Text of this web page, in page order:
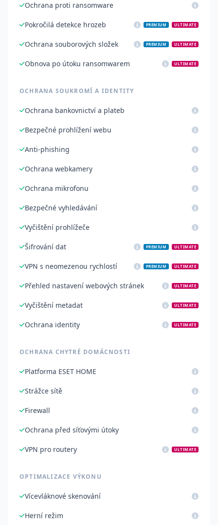
Ochrana proti ransomware
Pokročilá detekce hrozeb PREMIUM ULTIMATE
Ochrana souborových složek PREMIUM ULTIMATE
Obnova po útoku ransomwarem ULTIMATE
OCHRANA SOUKROMÍ A IDENTITY
Ochrana bankovnictví a plateb
Bezpečné prohlížení webu
Anti-phishing
Ochrana webkamery
Ochrana mikrofonu
Bezpečné vyhledávání
Vyčištění prohlížeče
Šifrování dat PREMIUM ULTIMATE
VPN s neomezenou rychlostí PREMIUM ULTIMATE
Přehled nastavení webových stránek ULTIMATE
Vyčištění metadat ULTIMATE
Ochrana identity ULTIMATE
OCHRANA CHYTRÉ DOMÁCNOSTI
Platforma ESET HOME
Strážce sítě
Firewall
Ochrana před síťovými útoky
VPN pro routery ULTIMATE
OPTIMALIZACE VÝKONU
Vícevláknové skenování
Herní režim